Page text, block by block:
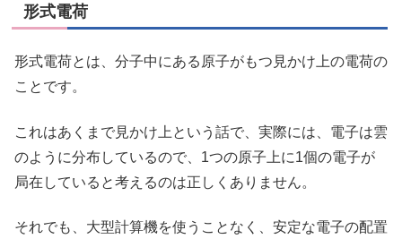
形式電荷
形式電荷とは、分子中にある原子がもつ見かけ上の電荷の
ことです。
これはあくまで見かけ上という話で、実際には、電子は雲
のように分布しているので、1つの原子上に1個の電子が
局在していると考えるのは正しくありません。
それでも、大型計算機を使うことなく、安定な電子の配置